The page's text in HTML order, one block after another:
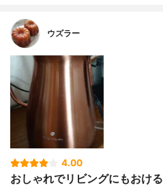
ウズラー
4.00
おしゃれでリビングにもおける